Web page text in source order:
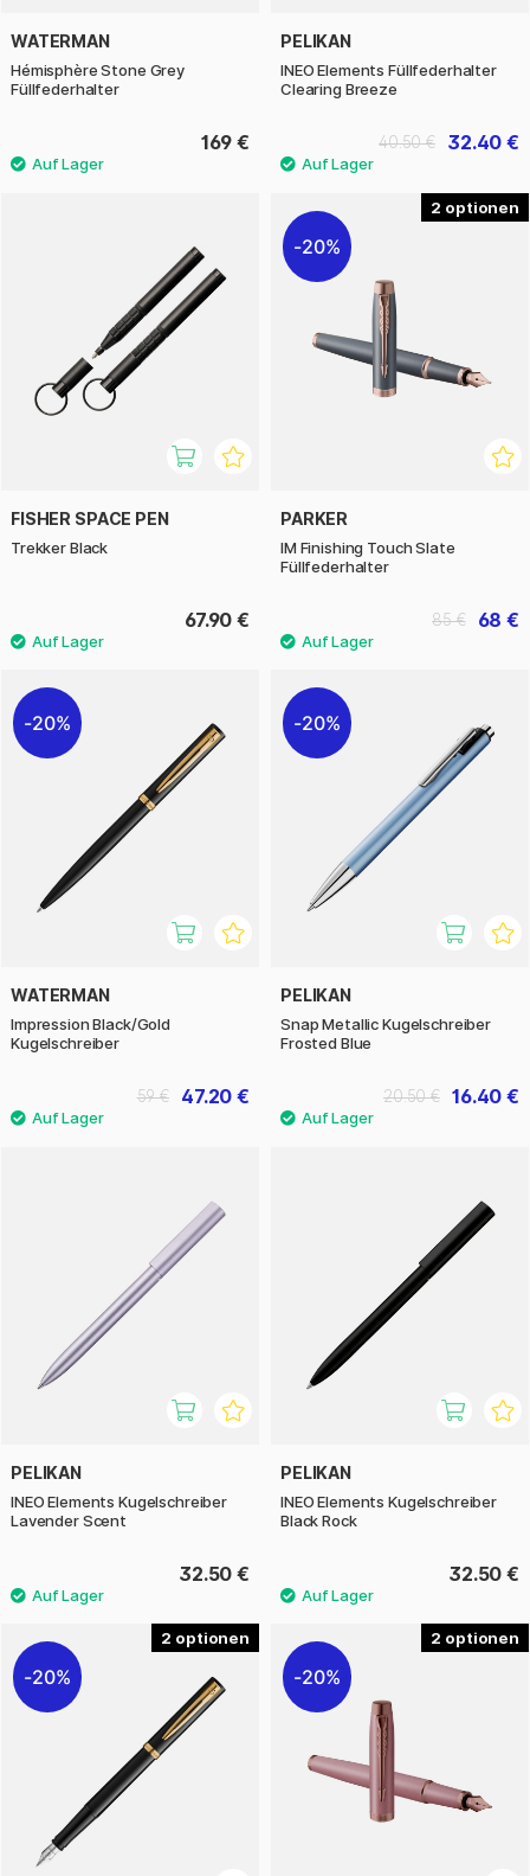
WATERMAN
Hémisphère Stone Grey
Füllfederhalter
169 €
PELIKAN
INEO Elements Füllfederhalter
Clearing Breeze
32.40 €
40.50 €
FISHER SPACE PEN
Trekker Black
67.90 €
2
20%
PARKER
IM Finishing Touch Slate
Füllfederhalter
68 €
85 €
20%
WATERMAN
Impression Black/Gold
Kugelschreiber
47.20 €
59 €
20%
PELIKAN
Snap Metallic Kugelschreiber
Frosted Blue
16.40 €
20.50 €
PELIKAN
INEO Elements Kugelschreiber
Lavender Scent
32.50 €
PELIKAN
INEO Elements Kugelschreiber
Black Rock
32.50 €
2
20%
2
20%